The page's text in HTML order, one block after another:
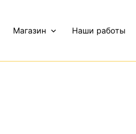
Магазин Наши работы